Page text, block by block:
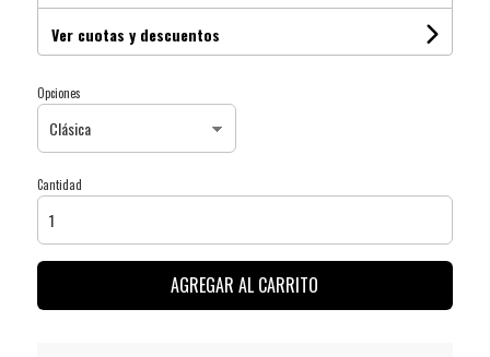
Ver cuotas y descuentos
Opciones
Cantidad
AGREGAR AL CARRITO